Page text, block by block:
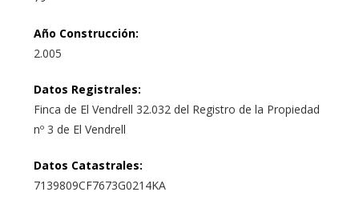
Año Construcción:
2.005
Datos Registrales:
Finca de El Vendrell 32.032 del Registro de la Propiedad
nº 3 de El Vendrell
Datos Catastrales:
7139809CF7673G0214KA